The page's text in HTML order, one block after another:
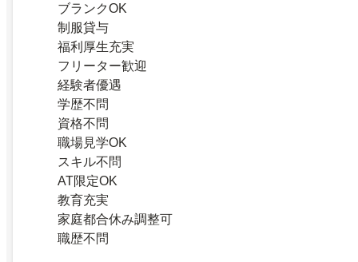
ブランクOK
制服貸与
福利厚生充実
フリーター歓迎
経験者優遇
学歴不問
資格不問
職場見学OK
スキル不問
AT限定OK
教育充実
家庭都合休み調整可
職歴不問